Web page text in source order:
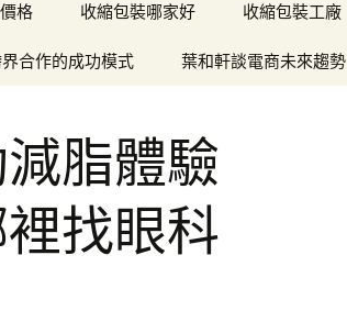
格 收縮包裝哪家好 收縮包裝工廠
合作的成功模式 葉和軒談電商未來趨勢
脂體驗
找眼科